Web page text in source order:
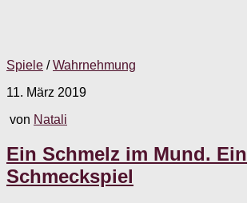
Spiele / Wahrnehmung
11. März 2019
von Natali
Ein Schmelz im Mund. Ein
Schmeckspiel